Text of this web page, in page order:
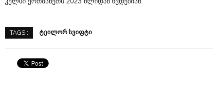
TAGS : ᲢᲔᲘᲚᲝᲠ ᲡᲕᲘᲤᲢᲘ